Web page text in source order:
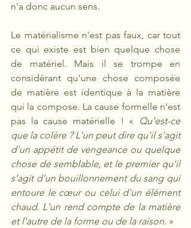
n'a donc aucun sens.
Le matérialisme n'est pas faux, car tout
ce qui existe est bien quelque chose
de matériel. Mais il se trompe en
considérant qu'une chose composée
de matière est identique à la matière
qui la compose. La cause formelle n'est
pas la cause matérielle ! «
Qu'est-ce
que la colère ? L'un peut dire qu'il s'agit
d'un appétit de vengeance ou quelque
chose de semblable, et le premier qu'il
s'agit d'un bouillonnement du sang qui
entoure le cœur ou celui d'un élément
chaud. L'un rend compte de la matière
et l'autre de la forme ou de la raison. »